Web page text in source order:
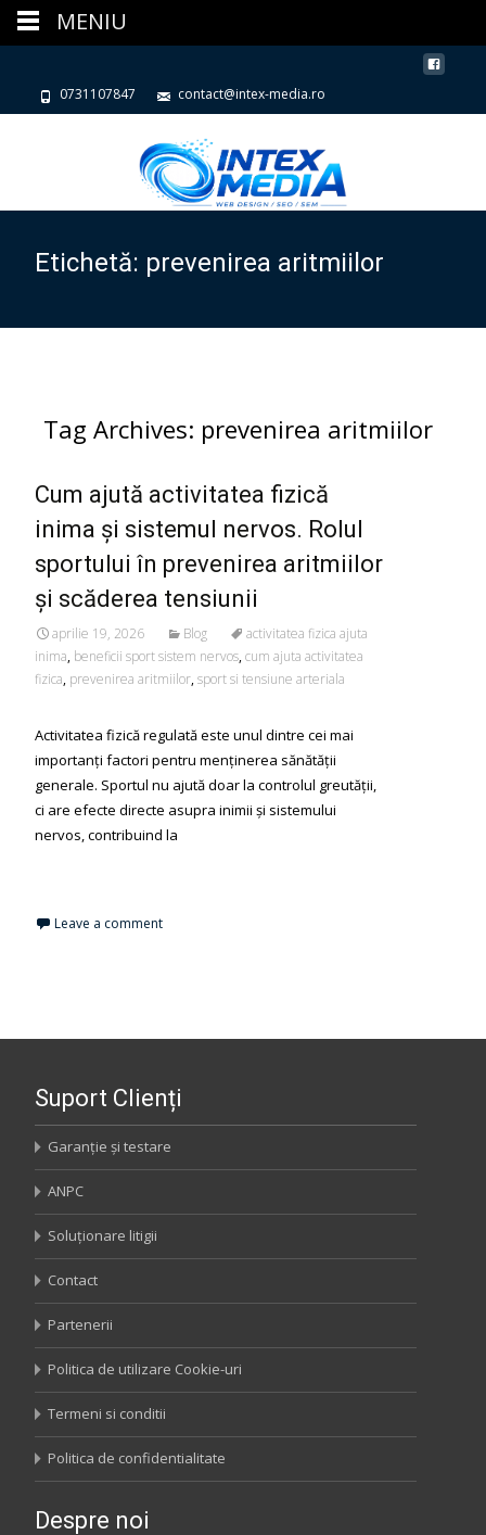
0731107847 contact@intex-media.ro
Etichetă: prevenirea aritmiilor
Tag Archives: prevenirea aritmiilor
Cum ajută activitatea fizică
inima și sistemul nervos. Rolul
sportului în prevenirea aritmiilor
și scăderea tensiunii
aprilie 19, 2026 Blog
activitatea fizica ajuta
inima, beneficii sport sistem nervos,cum ajuta activitatea
fizica, prevenirea aritmiilor,sport si tensiune arteriala
Activitatea fizică regulată este unul dintre cei mai
importanți factori pentru menținerea sănătății
generale. Sportul nu ajută doar la controlul greutății,
ci are efecte directe asupra inimii și sistemului
nervos, contribuind la
Leave a comment
Suport Clienți
Garanție și testare
ANPC
Soluționare litigii
Contact
Partenerii
Politica de utilizare Cookie-uri
Termeni si conditii
Politica de confidentialitate
Despre noi
MENIU